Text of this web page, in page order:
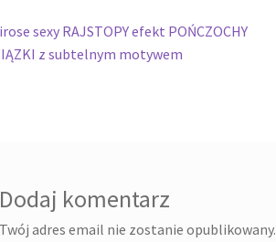
sexy RAJSTOPY efekt POŃCZOCHY
z subtelnym motywem
Dodaj komentarz
Twój adres email nie zostanie opublikowany.